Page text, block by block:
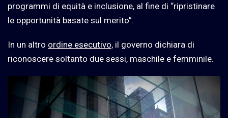
programmi di equità e inclusione, al fine di “ripristinare
le opportunità basate sul merito”.
In un altro ordine esecutivo, il governo dichiara di
riconoscere soltanto due sessi, maschile e femminile.